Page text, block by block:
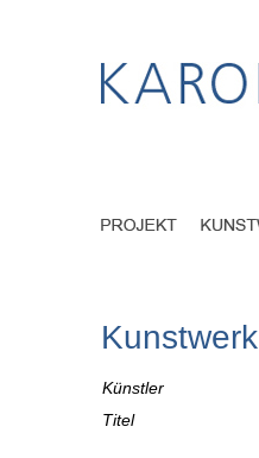
Kunstwerk
Künstler
Titel